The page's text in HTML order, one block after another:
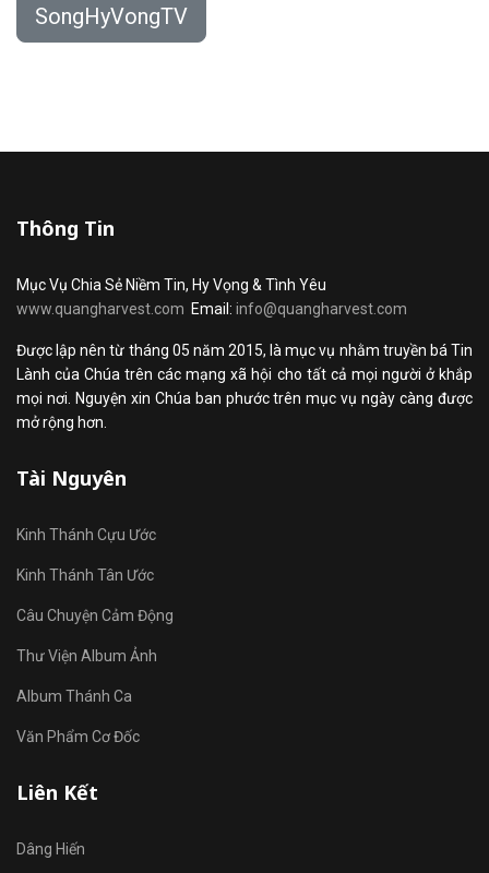
SongHyVongTV
Thông Tin
Mục Vụ Chia Sẻ Niềm Tin, Hy Vọng & Tình Yêu
www.quangharvest.com Email: info@quangharvest.com
Được lập nên từ tháng 05 năm 2015, là mục vụ nhằm truyền bá Tin
Lành của Chúa trên các mạng xã hội cho tất cả mọi người ở khắp
mọi nơi. Nguyện xin Chúa ban phước trên mục vụ ngày càng được
mở rộng hơn.
Tài Nguyên
Kinh Thánh Cựu Ước
Kinh Thánh Tân Ước
Câu Chuyện Cảm Động
Thư Viện Album Ảnh
Album Thánh Ca
Văn Phẩm Cơ Đốc
Liên Kết
Dâng Hiến